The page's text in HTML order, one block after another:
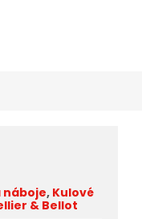
náboje, Kulové
& Bellot